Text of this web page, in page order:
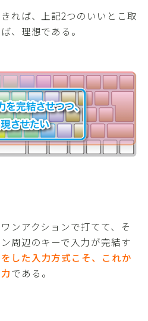
れば、上記2つのいいとこ取
、理想である。
ンアクションで打てて、そ
周辺のキーで入力が完結す
した入力方式こそ、これか
である。